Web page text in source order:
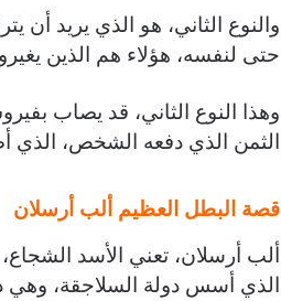
والنوع الثاني، هو الذي يريد أن
حتى لنفسه، هؤلاء هم الذين
وهذا النوع الثاني، قد يصاب
الثمن الذي دفعه الشخص، الذي
قصة البطل العظيم ألب أرسلان
ألب أرسلان، تعني الأسد
الذي أسس دولة السلاجقة، وهي